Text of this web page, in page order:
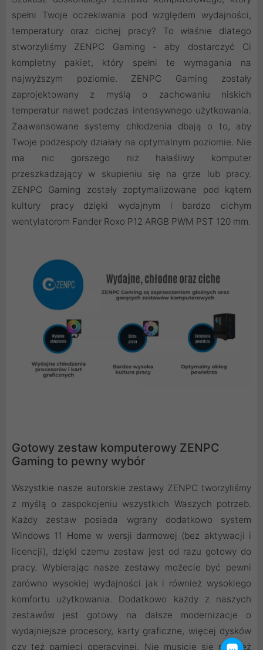
spełni Twoje oczekiwania pod względem wydajności,
temperatury oraz cichej pracy? To właśnie dlatego
stworzyliśmy ZENPC Gaming - aby dostarczyć Ci
kompletny pakiet, który spełni te wymagania na
najwyższym poziomie. ZENPC Gaming zostały
zaprojektowany z myślą o zachowaniu niskich
temperatur nawet podczas intensywnego użytkowania.
Zaawansowane systemy chłodzenia dbają o to, aby
Twoje podzespoły działały na optymalnym poziomie. Nie
ma nic gorszego niż hałaśliwy komputer
przeszkadzający w skupieniu się na grze lub pracy.
ZENPC Gaming zostały zoptymalizowane pod kątem
kultury pracy dzięki wydajnym i bardzo cichym
wentylatorom Fander Roxo P12 ARGB PWM PST 120 mm.
Gotowy zestaw komputerowy ZENPC
Gaming to pewny wybór
Wszystkie nasze autorskie zestawy ZENPC tworzyliśmy
z myślą o zaspokojeniu wszystkich Waszych potrzeb.
Każdy zestaw posiada wgrany dodatkowo system
Windows 11 Home w wersji darmowej (bez aktywacji i
licencji), dzięki czemu zestaw jest od razu gotowy do
pracy. Wybierając nasze zestawy możecie być pewni
zarówno wysokiej wydajności jak i również wysokiego
komfortu użytkowania. Dodatkowo każdy z naszych
zestawów jest gotowy na dalsze modernizacje o
wydajniejsze procesory, karty graficzne, więcej dysków
czy też pamięci operacyjnej. Nie musicie się również